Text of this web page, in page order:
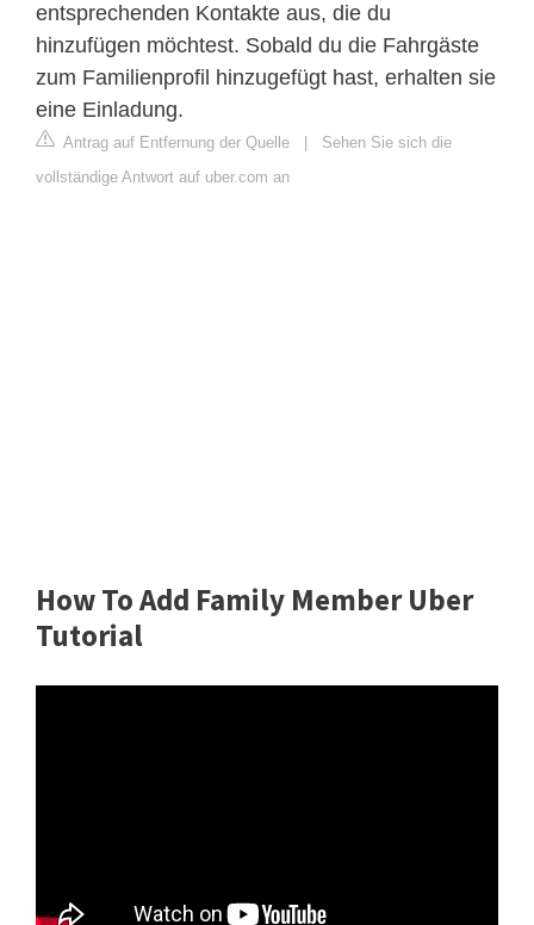
entsprechenden Kontakte aus, die du
hinzufügen möchtest. Sobald du die Fahrgäste
zum Familienprofil hinzugefügt hast, erhalten sie
eine Einladung.
Antrag auf Entfernung der Quelle
Sehen Sie sich die
vollständige Antwort auf uber.com an
How To Add Family Member Uber
Tutorial